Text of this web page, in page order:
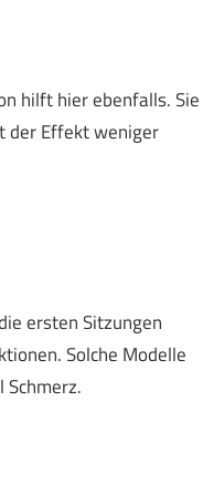
hilft hier ebenfalls. Sie
der Effekt weniger
ersten Sitzungen
Solche Modelle